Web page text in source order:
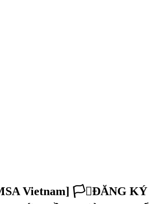
Vietnam] 🏳️‍⚧️ĐĂNG KÝ